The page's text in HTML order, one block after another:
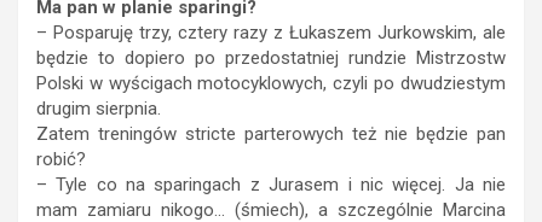
Ma pan w planie sparingi?
– Posparuję trzy, cztery razy z Łukaszem Jurkowskim, ale
będzie to dopiero po przedostatniej rundzie Mistrzostw
Polski w wyścigach motocyklowych, czyli po dwudziestym
drugim sierpnia.
Zatem treningów stricte parterowych też nie będzie pan
robić?
– Tyle co na sparingach z Jurasem i nic więcej. Ja nie
mam zamiaru nikogo… (śmiech), a szczególnie Marcina